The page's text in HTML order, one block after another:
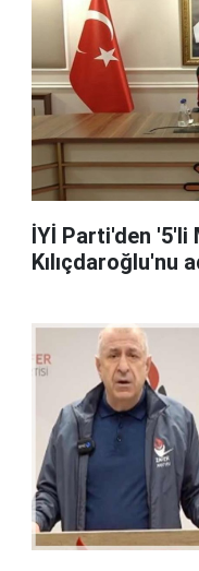
İYİ Parti'den
Kılıçdaroğlu'nu